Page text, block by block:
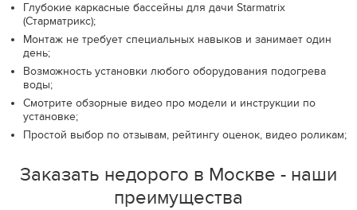
Глубокие каркасные бассейны для дачи Starmatrix
(Старматрикс);
Монтаж не требует специальных навыков и занимает один
день;
Возможность установки любого оборудования подогрева
воды;
Смотрите обзорные видео про модели и инструкции по
установке;
Простой выбор по отзывам, рейтингу оценок, видео роликам;
Заказать недорого в Москве - наши
преимущества